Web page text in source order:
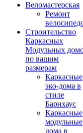
Веломастерская
Ремонт
Строительство
Каркасных
Модульных
по вашим
размерам
Каркасные
эко-дома в
стиле
Барнхаус
Каркасные
модульные
дома в